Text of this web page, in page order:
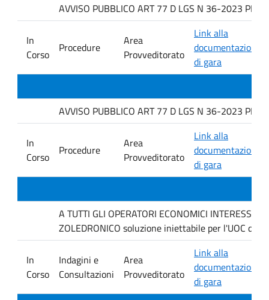
AVVISO PUBBLICO ART 77 D LGS N 36-2023 PER
In
Corso
Procedure
Area
Provveditorato
Link alla
documentazione
di gara
AVVISO PUBBLICO ART 77 D LGS N 36-2023 PER
In
Corso
Procedure
Area
Provveditorato
Link alla
documentazione
di gara
A TUTTI GLI OPERATORI ECONOMICI
ZOLEDRONICO soluzione iniettabile per l'UOC di
In
Corso
Indagini e
Consultazioni
Area
Provveditorato
Link alla
documentazione
di gara